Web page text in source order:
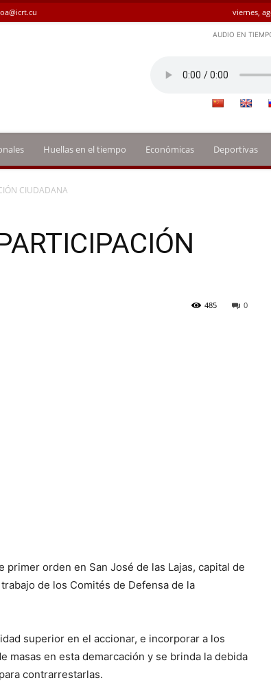
viernes,
AUDIO EN
Huellas en el tiempo Económicas Deportivas
CIUDADANA
0
485
orden en San José de las Lajas, capital de
de los Comités de Defensa de la
superior en el accionar, e incorporar a los
masas en esta demarcación y se brinda la debida
contrarrestarlas.